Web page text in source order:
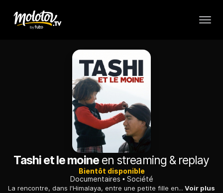
Tashi et le moineen streaming & replay
Bientôt disponible
Documentaires
Société
La rencontre, dans l'Himalaya, entre une petite fille en souffrance et un moine plein d'amour. Un documentaire rayonnant récompensé dans de nombreux festivals. Voir plus